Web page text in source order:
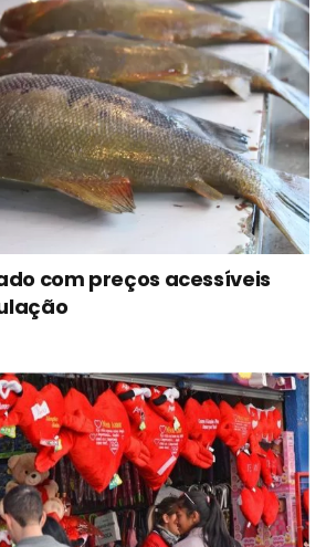
com preços acessíveis